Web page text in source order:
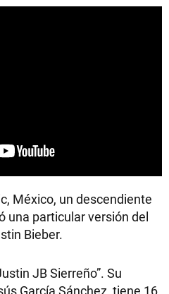
México, un descendiente
una particular versión del
Bieber.
JB Sierreño”. Su
García Sánchez, tiene 16